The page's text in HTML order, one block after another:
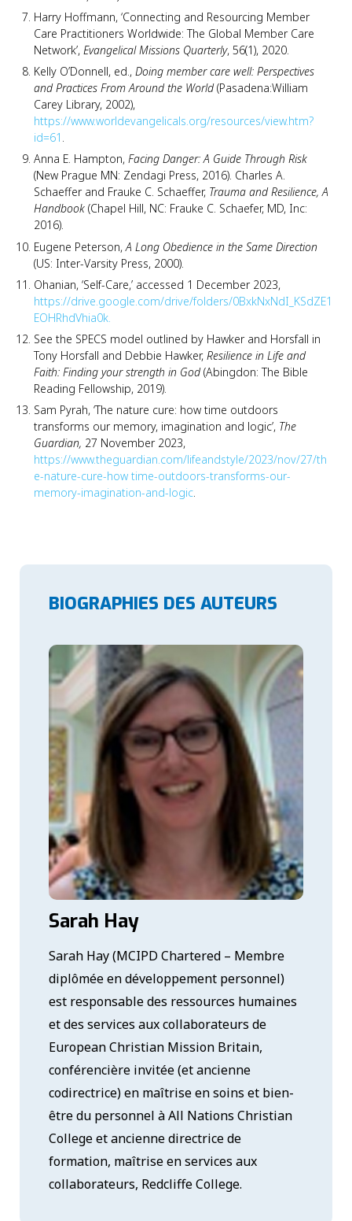
Harry Hoffmann, ‘Connecting and Resourcing Member
Care Practitioners Worldwide: The Global Member Care
Network’, Evangelical Missions Quarterly, 56(1), 2020.
Kelly O’Donnell, ed., Doing member care well: Perspectives
and Practices From Around the World(Pasadena:William
Carey Library, 2002),
https://www.worldevangelicals.org/resources/view.htm?
id=61 .
Anna E. Hampton, Facing Danger: A Guide Through Risk
(New Prague MN: Zendagi Press, 2016). Charles A.
Schaeffer and Frauke C. Schaeffer, Trauma and Resilience, A
Handbook (Chapel Hill, NC: Frauke C. Schaefer, MD, Inc:
2016).
Eugene Peterson, A Long Obedience in the Same Direction
(US: Inter-Varsity Press, 2000).
Ohanian, ‘Self-Care,’ accessed 1 December 2023,
https://drive.google.com/drive/folders/0BxkNxNdI_KSdZE1
EOHRhdVhia0k.
See the SPECS model outlined by Hawker and Horsfall in
Tony Horsfall and Debbie Hawker, Resilience in Life and
Faith: Finding your strength in God(Abingdon: The Bible
Reading Fellowship, 2019).
Sam Pyrah, ‘The nature cure: how time outdoors
transforms our memory, imagination and logic’, The
Guardian, 27 November 2023,
https://www.theguardian.com/lifeandstyle/2023/nov/27/th
e-nature-cure-how time-outdoors-transforms-our-
memory-imagination-and-logic.
BIOGRAPHIES DES AUTEURS
Sarah Hay
Sarah Hay (MCIPD Chartered – Membre
diplômée en développement personnel)
est responsable des ressources humaines
et des services aux collaborateurs de
European Christian Mission Britain,
conférencière invitée (et ancienne
codirectrice) en maîtrise en soins et bien-
être du personnel à All Nations Christian
College et ancienne directrice de
formation, maîtrise en services aux
collaborateurs, Redcliffe College.